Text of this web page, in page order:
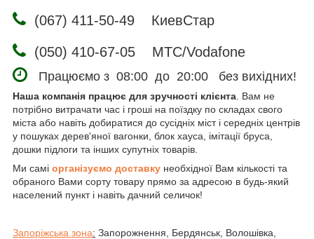
(067) 411-50-49 КиевСтар
(050) 410-67-05 МТС/Vodafone
Працюємо з 08:00 до 20:00 без вихідних!
Наша компанія працює для зручності клієнта . Вам не
потрібно витрачати час і гроші на поїздку по складах свого
міста або навіть добиратися до сусідніх міст і середніх центрів
у пошуках дерев'яної вагонки, блок хауса, імітації бруса,
дошки підлоги та інших супутніх товарів.
Ми самі організуємо доставку необхідної Вам кількості та
обраного Вами сорту товару прямо за адресою в будь-який
населений пункт і навіть дачний селичок!
Запоріжська зона: Запорожнення, Бердянськ, Волошівка,